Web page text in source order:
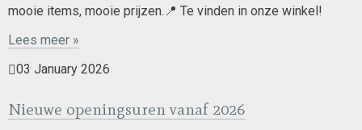
mooie items, mooie prijzen.📍 Te vinden in onze winkel!
Lees meer »
03 January 2026
Nieuwe openingsuren vanaf 2026